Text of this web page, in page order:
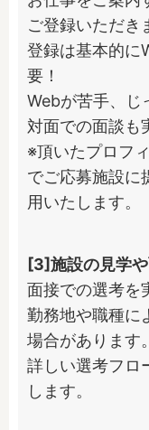
ご登録いただき
登録は基本的に
要！
Webが苦手、じ
対面での面談も
※頂いたプロフ
でご応募施設に
用いたします。
[3]施設の見学
面接での選考を
勤務地や職種に
場合があります。
詳しい選考フロ
します。